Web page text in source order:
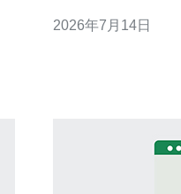
转节点。 路由策略
2026年7月14日